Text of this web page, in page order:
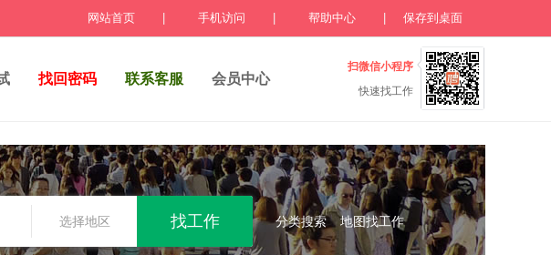
网站首页 手机访问 帮助中心 保存到桌面
找回密码 联系客服 会员中心
扫微信小程序
快速找工作
选择地区 分类搜索 地图找工作